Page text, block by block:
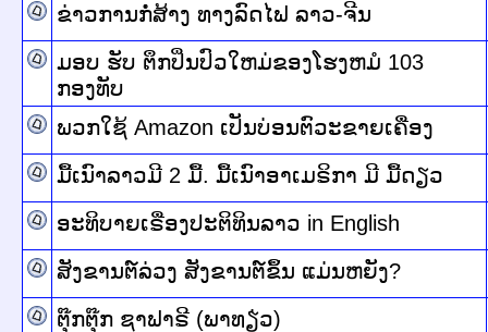
ຂ່າວການກໍ່ສ້າງ ທາງລົດໄຟ ລາວ-ຈີນ
ມອບ ຮັບ ຕຶກປິ່ນປົວໃຫມ່ຂອງໂຮງຫມໍ 103
ກອງທັບ
ພວກໃຊ້ Amazon ເປັນບ່ອນຕົວະຂາຍເຄື່ອງ
ມື້ເນົາລາວມີ 2 ມື້. ມື້ເນົາອາເມຣິກາ ມີ ມື້ດຽວ
ອະທິບາຍເຣື່ອງປະຕິທິນລາວ in English
ສັງຂານຕ໌ລ່ວງ ສັງຂານຕ໌ຂຶ້ນ ແມ່ນຫຍັງ?
ຕຸ໊ກຕຸ໊ກ ຊາຟາຣີ (ພາທຽ່ວ)